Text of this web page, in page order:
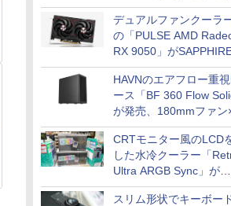
開発
デュアルファンクーラ
の「PULSE AMD
RX 9050」が
HAVNのエアフロー重
ース「BF 360 Flow
が発売、180mmファン
載
CRTモニター風のLCD
した水冷クーラー「
Ultra ARGB Sync」が
Thermaltakeから
スリム形状でキーボー